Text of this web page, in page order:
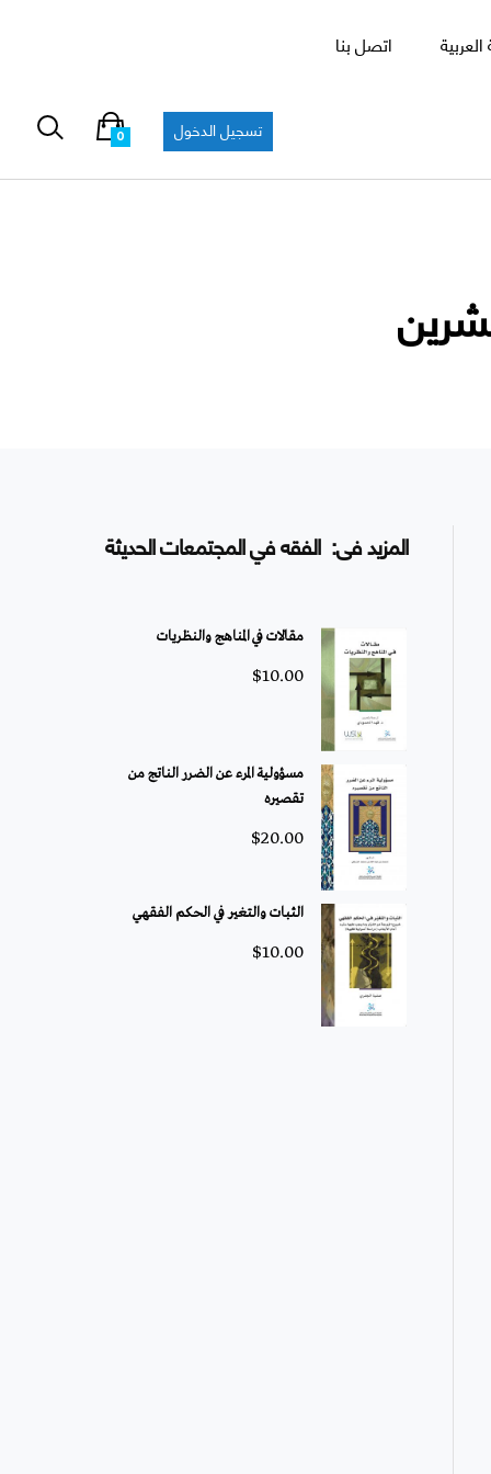
اتصل بنا
تسجيل الدخول 0
المزيد فى: الفقه في المجتمعات الحديثة
مقالات في المناهج والنظريات
$10.00
مسؤولية المرء عن الضرر الناتج من
تقصيره
$20.00
الثبات والتغير في الحكم الفقهي
$10.00